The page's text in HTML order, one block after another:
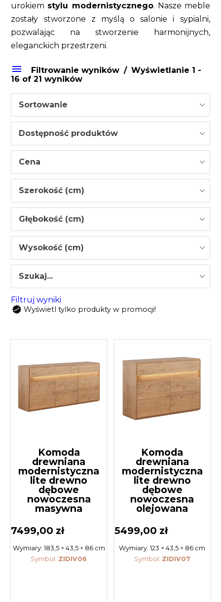
urokiem stylu modernistycznego. Nasze meble
zostały stworzone z myślą o salonie i sypialni,
pozwalając na stworzenie harmonijnych,
eleganckich przestrzeni.
Filtrowanie wyników
Wyświetlanie 1 -
16 of 21 wyników
Sortowanie
Dostępność produktów
Cena
Szerokość (cm)
Głębokość (cm)
Wysokość (cm)
Szukaj...
Filtruj wyniki
Wyświetl tylko produkty w promocji!
Komoda
drewniana
modernistyczna
lite drewno
dębowe
nowoczesna
masywna
7499,00 zł
Wymiary: 183,5 × 43,5 × 86 cm
Symbol: ZIDIV06
Komoda
drewniana
modernistyczna
lite drewno
dębowe
nowoczesna
olejowana
5499,00 zł
Wymiary:123 × 43,5 × 86 cm
Symbol: ZIDIV07